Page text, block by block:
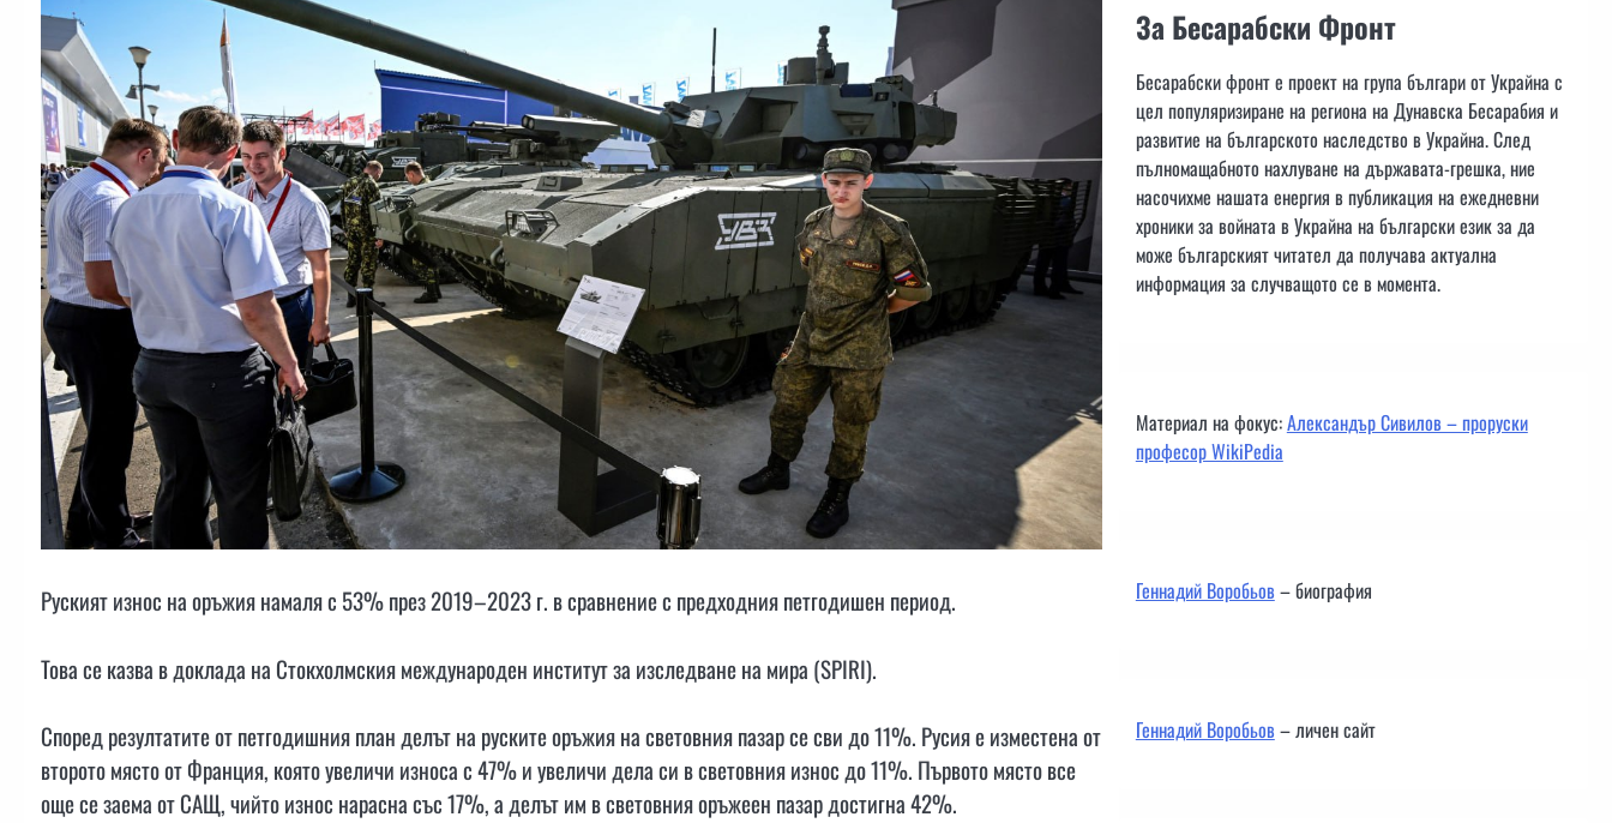
Руският износ на оръжия намаля с 53% през 2019–2023 г. в сравнение с предходния петгодишен период.
Това се казва в доклада на Стокхолмския международен институт за изследване на мира (SPIRI).
Според резултатите от петгодишния план делът на руските оръжия на световния пазар се сви до 11%. Русия е изместена от
второто място от Франция, която увеличи износа с 47% и увеличи дела си в световния износ до 11%. Първото място все
още се заема от САЩ, чийто износ нарасна със 17%, а делът им в световния оръжеен пазар достигна 42%.
За Бесарабски Фронт
Бесарабски фронт е проект на група българи от Украйна с
цел популяризиране на региона на Дунавска Бесарабия и
развитие на българското наследство в Украйна. След
пълномащабното нахлуване на държавата-грешка, ние
насочихме нашата енергия в публикация на ежедневни
хроники за войната в Украйна на български език за да
може българският читател да получава актуална
информация за случващото се в момента.
Материал на фокус:Александър Сивилов – проруски
професор WikiPedia
Геннадий Воробьов– биография
Геннадий Воробьов– личен сайт